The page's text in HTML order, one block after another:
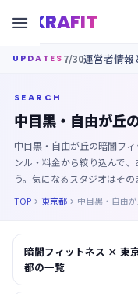
KRAFIT

UPDATES 7/30運営者情報
SEARCH
中目黒・自由が丘
中目黒・自由が丘の暗闇フ
ンル・料金から絞り込んで
う。気になるスタジオはそ
TOP  東京都  中目黒・自由
暗闇フィットネス × 東
都の一覧